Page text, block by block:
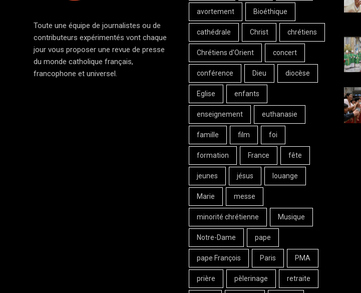
Toute une équipe de journalistes ou de
contributeurs expérimentés vont chaque
jour vous proposer une revue de presse
du monde catholique français,
francophone et universel.
avortement Bioéthique
cathédrale Christ chrétiens
Chrétiens d'Orient concert
conférence Dieu diocèse
Eglise enfants
enseignement euthanasie
famille film foi
formation France fête
jeunes jésus louange
Marie messe
minorité chrétienne Musique
Notre-Dame pape
pape François Paris PMA
prière pèlerinage retraite